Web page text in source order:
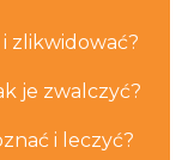
zlikwidować?
je zwalczyć?
i leczyć?